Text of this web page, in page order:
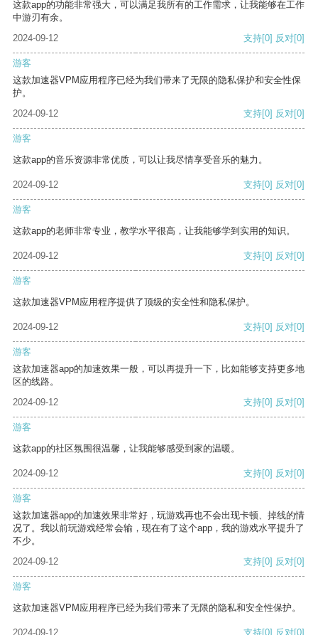
这款app的功能非常强大，可以满足我所有的工作需求，让我能够在工作
中游刃有余。
2024-09-12
支持[0] 反对[0]
游客
这款加速器VPM应用程序已经为我们带来了无限的隐私保护和安全性保
护。
2024-09-12
支持[0] 反对[0]
游客
这款app的音乐资源非常优质，可以让我尽情享受音乐的魅力。
2024-09-12 支持[0] 反对[0]
游客
这款app的老师非常专业，教学水平很高，让我能够学到实用的知识。
2024-09-12 支持[0] 反对[0]
游客
这款加速器VPM应用程序提供了顶级的安全性和隐私保护。
2024-09-12 支持[0] 反对[0]
游客
这款加速器app的加速效果一般，可以再提升一下，比如能够支持更多地
区的线路。
2024-09-12
支持[0] 反对[0]
游客
这款app的社区氛围很温馨，让我能够感受到家的温暖。
2024-09-12 支持[0] 反对[0]
游客
这款加速器app的加速效果非常好，玩游戏再也不会出现卡顿、掉线的情
况了。我以前玩游戏经常会输，现在有了这个app，我的游戏水平提升了
不少。
2024-09-12
支持[0] 反对[0]
游客
这款加速器VPM应用程序已经为我们带来了无限的隐私和安全性保护。
2024-09-12 支持[0] 反对[0]